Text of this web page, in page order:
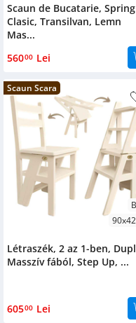
Tag
Deal
Kerti bútorok
Sarokülők
San Francisco
Scaun de Bucatarie, Spring
Clasic, Transilvan, Lemn
Mas...
56000 Lei
Scaun Scara
Létraszék, 2 az 1-ben,
Masszív fából, Step Up, ...
60500 Lei